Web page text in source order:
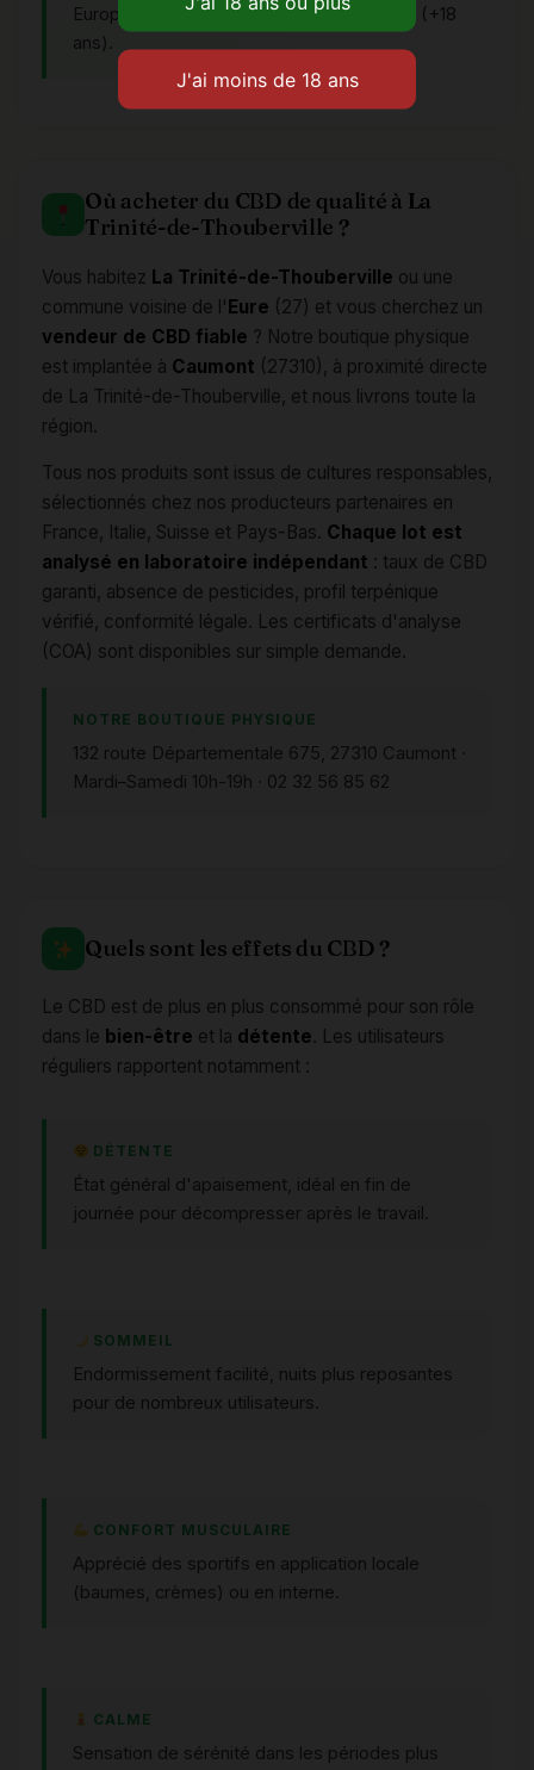
Europe. Réservé aux personnes majeures (+18
ans).
Où acheter du CBD de qualité à La
Trinité-de-Thouberville ?
Vous habitez La Trinité-de-Thouberville ou une
commune voisine de l' Eure (27) et vous cherchez un
vendeur de CBD fiable ? Notre boutique physique
est implantée à Caumont (27310), à proximité directe
de La Trinité-de-Thouberville, et nous livrons toute la
région.
Tous nos produits sont issus de cultures responsables,
sélectionnés chez nos producteurs partenaires en
France, Italie, Suisse et Pays-Bas. Chaque lot est
analysé en laboratoire indépendant : taux de CBD
garanti, absence de pesticides, profil terpénique
vérifié, conformité légale. Les certificats d'analyse
(COA) sont disponibles sur simple demande.
NOTRE BOUTIQUE PHYSIQUE
132 route Départementale 675, 27310 Caumont ·
Mardi–Samedi 10h-19h · 02 32 56 85 62
Quels sont les effets du CBD ?
Le CBD est de plus en plus consommé pour son rôle
dans le bien-être et la détente. Les utilisateurs
réguliers rapportent notamment :
DÉTENTE
État général d'apaisement, idéal en fin de
journée pour décompresser après le travail.
SOMMEIL
Endormissement facilité, nuits plus reposantes
pour de nombreux utilisateurs.
CONFORT MUSCULAIRE
Apprécié des sportifs en application locale
(baumes, crèmes) ou en interne.
CALME
Sensation de sérénité dans les périodes plus